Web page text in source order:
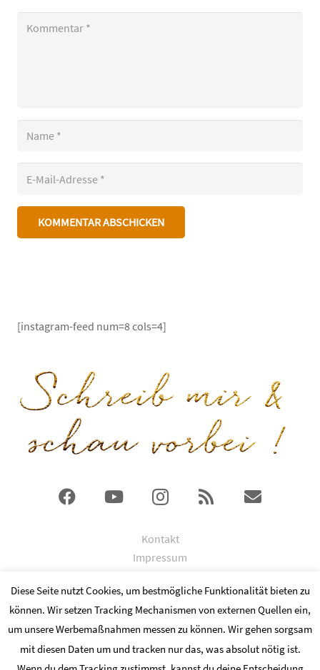
KOMMENTAR ABSCHICKEN
[instagram-feed num=8 cols=4]
Kontakt
Impressum
© 2024 Copyright by Kathrin Ismaier
Fotocredits an
Diese Seite nutzt Cookies, um bestmögliche Funktionalität bieten zu
können. Wir setzen Tracking Mechanismen von externen Quellen ein,
um unsere Werbemaßnahmen messen zu können. Wir gehen sorgsam
mit diesen Daten um und tracken nur das, was absolut nötig ist.